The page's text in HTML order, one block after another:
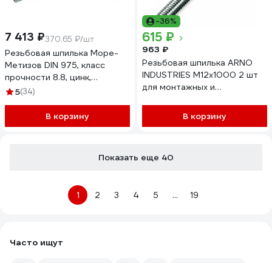
7 413 ₽370.65 ₽/шт
Резьбовая шпилька Море-
Метизов DIN 975, класс
прочности 8.8, цинк,
M12x1000 мм, 20 шт.
5(34)
В корзину
-36%
615 ₽
963 ₽
Резьбовая шпилька ARNO
INDUSTRIES М12х1000 2 шт
для монтажных и
нержавеющая сталь А2-70
A47001201090007
В корзину
Показать еще 40
1 2 3 4 5 ... 19
Часто ищут